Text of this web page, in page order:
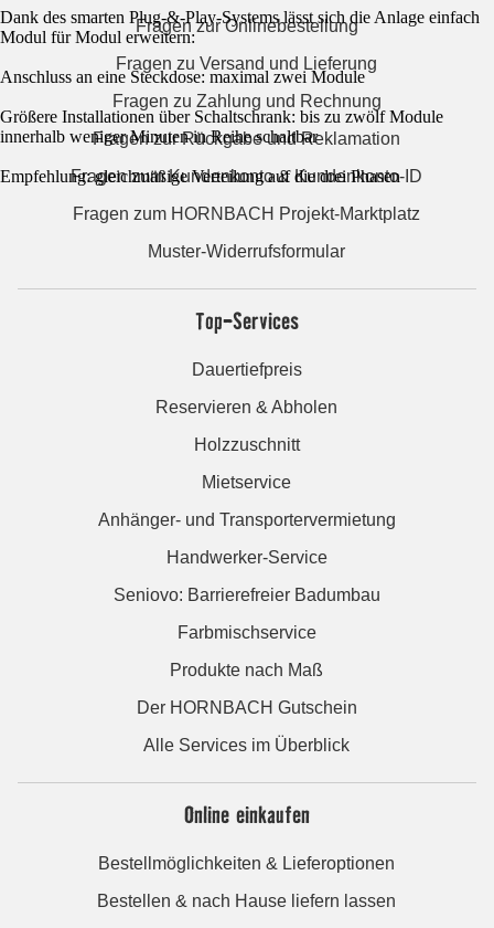
Dank des smarten Plug-&-Play-Systems lässt sich die Anlage einfach
Modul für Modul erweitern:
Anschluss an eine Steckdose: maximal zwei Module
Größere Installationen über Schaltschrank: bis zu zwölf Module
innerhalb weniger Minuten in Reihe schaltbar
Empfehlung: gleichmäßige Verteilung auf die drei Phasen
Fragen zur Onlinebestellung
Fragen zu Versand und Lieferung
Fragen zu Zahlung und Rechnung
Fragen zur Rückgabe und Reklamation
Fragen zum Kundenkonto & Kundenkonto-ID
Fragen zum HORNBACH Projekt-Marktplatz
Muster-Widerrufsformular
Top-Services
Dauertiefpreis
Reservieren & Abholen
Holzzuschnitt
Mietservice
Anhänger- und Transportervermietung
Handwerker-Service
Seniovo: Barrierefreier Badumbau
Farbmischservice
Produkte nach Maß
Der HORNBACH Gutschein
Alle Services im Überblick
Online einkaufen
Bestellmöglichkeiten & Lieferoptionen
Bestellen & nach Hause liefern lassen